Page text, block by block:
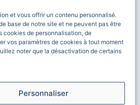
et vous offrir un contenu personnalisé.
base de notre site et ne peuvent pas être
de personnalisation, de
vos paramètres de cookies à tout moment
noter que la désactivation de certains
Personnaliser
En savoir plus